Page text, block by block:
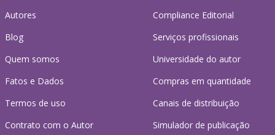
Autores
Blog
Quem somos
Fatos e Dados
Termos de uso
Contrato com o Autor
Compliance Editorial
Serviços profissionais
Universidade do autor
Compras em quantidade
Canais de distribuição
Simulador de publicação